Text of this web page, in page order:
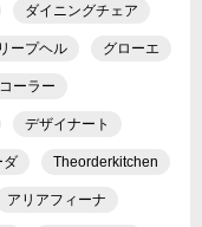
ダイニングチェア
リープヘル グローエ
コーラー
デザイナート
ダ Theorderkitchen
アリアフィーナ